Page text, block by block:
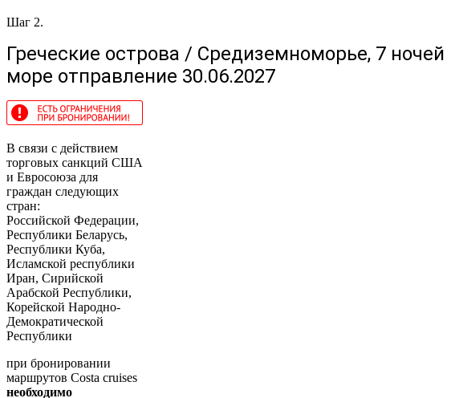
Шаг 2.
Греческие острова / Средиземноморье, 7
море отправление 30.06.2027
В связи с действием
торговых санкций США
и Евросоюза для
граждан следующих
стран:
Российской Федерации,
Республики Беларусь,
Республики Куба,
Исламской республики
Иран, Сирийской
Арабской Республики,
Корейской Народно-
Демократической
Республики
при бронировании
маршрутов Costa cruises
необходимо